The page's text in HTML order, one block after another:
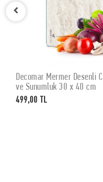
Decomar Mermer
ve Sunumluk 25 x 35 cm
479,00 TL